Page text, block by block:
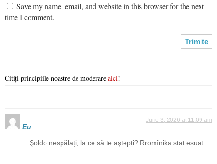
Save my name, email, and website in this browser for the next
time I comment.
Citiți principiile noastre de moderare aici!
Eu
June 3, 2026 at 11:09 am
Şoldo nespălați, la ce să te aştepți? Rromînika stat eșuat….